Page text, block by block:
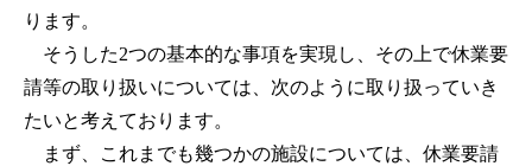
ります。
そうした2つの基本的な事項を実現し、その上で休業要
請等の取り扱いについては、次のように取り扱っていき
たいと考えております。
まず、これまでも幾つかの施設については、休業要請